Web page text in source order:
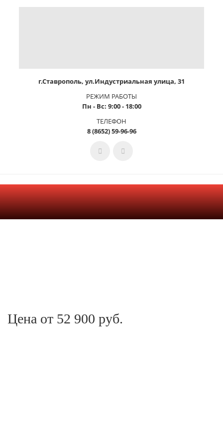
г.Ставрополь, ул.Индустриальная улица, 31
РЕЖИМ РАБОТЫ
Пн - Вс: 9:00 - 18:00
ТЕЛЕФОН
8 (8652) 59-96-96
Цена от 52 900 руб.